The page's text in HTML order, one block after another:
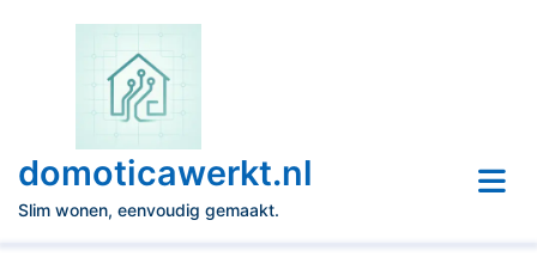
domoticawerkt.nl
Slim wonen, eenvoudig gemaakt.